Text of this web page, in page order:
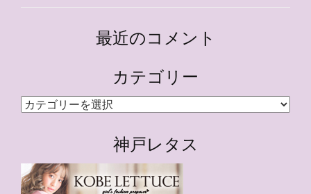
最近のコメント
カテゴリー
カ
ー
神戸レタス